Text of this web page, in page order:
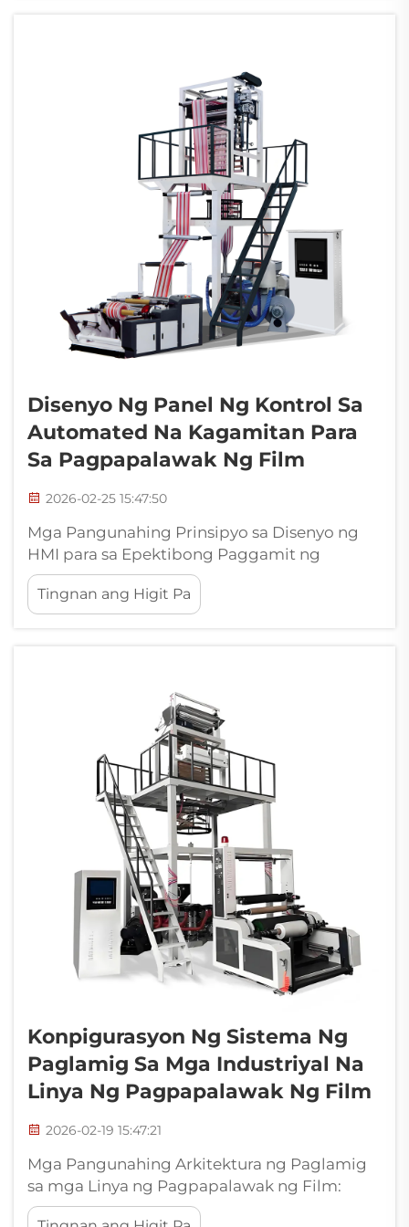
Disenyo Ng Panel Ng Kontrol Sa
Automated Na Kagamitan Para
Sa Pagpapalawak Ng Film
2026-02-25 15:47:50
Mga Pangunahing Prinsipyo sa Disenyo ng
HMI para sa Epektibong Paggamit ng
Operator sa Automated na Kagamitan para
sa Pagpapalawak ng Film: Ergonomicong
layout ng touch-screen at intuwitibong
na madaling tingnan at ha...
Tingnan ang Higit Pa
Konpigurasyon Ng Sistema Ng
Paglamig Sa Mga Industriyal Na
Linya Ng Pagpapalawak Ng Film
2026-02-19 15:47:21
Mga Pangunahing Arkitektura ng Paglamig
sa mga Linya ng Pagpapalawak ng Film:
Panloob na Paglamig ng Bubble (IBC):